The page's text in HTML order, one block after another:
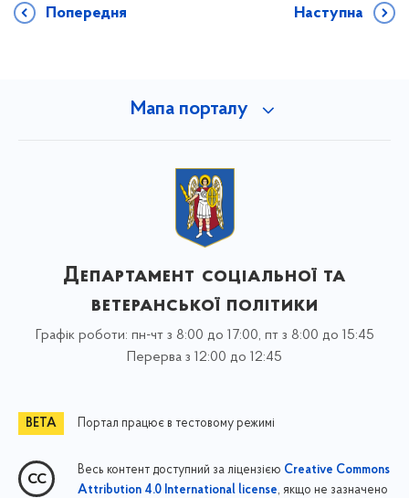
Попередня Наступна
Мапа порталу
Департамент соціальної та
ветеранської політики
Графік роботи: пн-чт з 8:00 до 17:00, пт з 8:00 до 15:45
Перерва з 12:00 до 12:45
Портал працює в тестовому режимі
Весь контент доступний за ліцензією Creative Commons
Attribution 4.0 International license, якщо не зазначено